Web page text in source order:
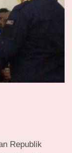
Republik